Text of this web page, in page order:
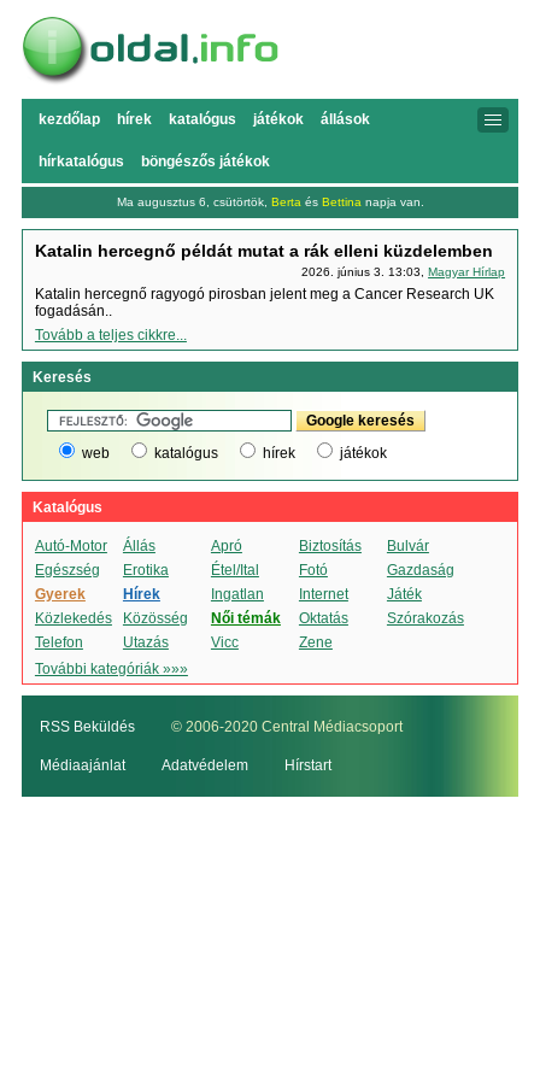
kezdőlap hírek katalógus játékok állások
hírkatalógus böngészős játékok
Ma augusztus 6, csütörtök, Berta és Bettina napja van.
Katalin hercegnő példát mutat a rák elleni küzdelemben
2026. június 3. 13:03,Magyar Hírlap
Katalin hercegnő ragyogó pirosban jelent meg a Cancer Research UK
fogadásán..
Tovább a teljes cikkre...
Keresés
web katalógus hírek játékok
Katalógus
Autó-Motor Állás Apró Biztosítás
Bulvár
Egészség
Erotika Étel/Ital Fotó
Gazdaság
Gyerek
Hírek Ingatlan Internet
Játék
Közlekedés
Közösség Női témák Oktatás
Szórakozás
Telefon
Utazás Vicc
Zene
További kategóriák »»»
RSS Beküldés © 2006-2020 Central Médiacsoport
Médiaajánlat Adatvédelem Hírstart